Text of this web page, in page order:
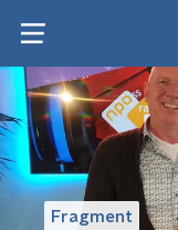
Fragment